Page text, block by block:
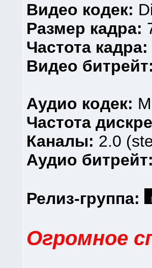
Видео кодек:
Размер кадра:
Частота кадра:
Видео
Аудио кодек:
Частота
Каналы: 2.0
Аудио
Релиз-группа:
Огромное